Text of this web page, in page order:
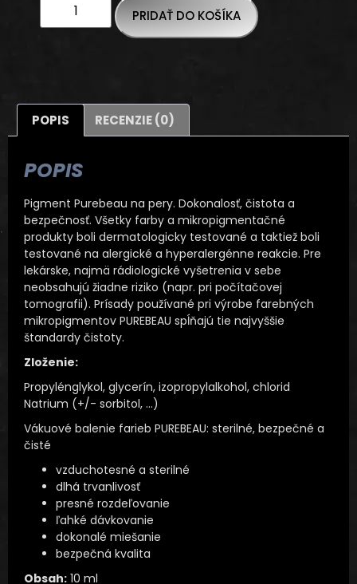
PRIDAŤ DO KOŠÍKA
POPIS RECENZIE (0)
POPIS
Pigment Purebeau na pery. Dokonalosť, čistota a
bezpečnosť. Všetky farby a mikropigmentačné
produkty boli dermatologicky testované a taktiež boli
testované na alergické a hyperalergénne reakcie. Pre
lekárske, najmä rádiologické vyšetrenia v sebe
neobsahujú žiadne riziko (napr. pri počítačovej
tomografii). Prísady používané pri výrobe farebných
mikropigmentov PUREBEAU spĺňajú tie najvyššie
štandardy čistoty.
Zloženie:
Propylénglykol, glycerín, izopropylalkohol, chlorid
Natrium (+/- sorbitol, …)
Vákuové balenie farieb PUREBEAU: sterilné, bezpečné a
čisté
vzduchotesné a sterilné
dlhá trvanlivosť
presné rozdeľovanie
ľahké dávkovanie
dokonalé miešanie
bezpečná kvalita
Obsah: 10 ml